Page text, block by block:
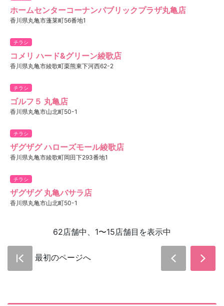
ホームセンターコーナンパブリックプラザ丸亀店
香川県丸亀市蓬莱町56番地1
チラシ
コメリ ハード&グリーン綾歌店
香川県丸亀市綾歌町栗熊東下河西62-2
チラシ
ゴルフ５ 丸亀店
香川県丸亀市山北町50-1
チラシ
ザグザグ ハローズモール綾歌店
香川県丸亀市綾歌町岡田下293番地1
チラシ
ザグザグ 丸亀バサラ店
香川県丸亀市山北町50-1
62店舗中、1〜15店舗目を表示中
最初のページへ